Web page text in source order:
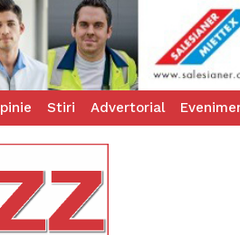
Stiri Advertorial